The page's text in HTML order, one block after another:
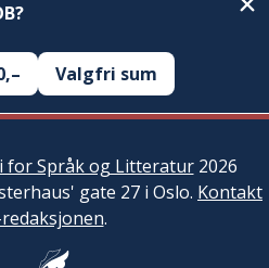
Valgfri sum
for Språk og Litteratur2026
gate 27 i Oslo. Kontakt
.